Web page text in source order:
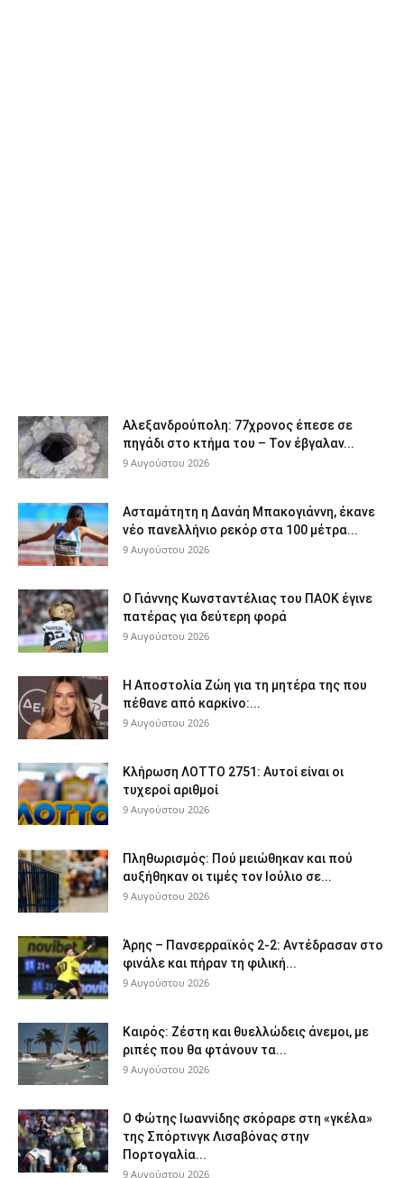
Αλεξανδρούπολη: 77χρονος έπεσε σε
πηγάδι στο κτήμα του – Τον έβγαλαν...
9 Αυγούστου 2026
Ασταμάτητη η Δανάη Μπακογιάννη, έκανε
νέο πανελλήνιο ρεκόρ στα 100 μέτρα...
9 Αυγούστου 2026
Ο Γιάννης Κωνσταντέλιας του ΠΑΟΚ έγινε
πατέρας για δεύτερη φορά
9 Αυγούστου 2026
Η Αποστολία Ζώη για τη μητέρα της που
πέθανε από καρκίνο:...
9 Αυγούστου 2026
Κλήρωση ΛΟΤΤΟ 2751: Αυτοί είναι οι
τυχεροί αριθμοί
9 Αυγούστου 2026
Πληθωρισμός: Πού μειώθηκαν και πού
αυξήθηκαν οι τιμές τον Ιούλιο σε...
9 Αυγούστου 2026
Άρης – Πανσερραϊκός 2-2: Αντέδρασαν στο
φινάλε και πήραν τη φιλική...
9 Αυγούστου 2026
Καιρός: Ζέστη και θυελλώδεις άνεμοι, με
ριπές που θα φτάνουν τα...
9 Αυγούστου 2026
Ο Φώτης Ιωαννίδης σκόραρε στη «γκέλα»
της Σπόρτινγκ Λισαβόνας στην
Πορτογαλία...
9 Αυγούστου 2026